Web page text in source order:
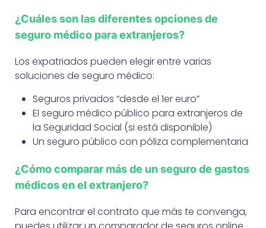
¿Cuáles son las diferentes opciones de
seguro médico para extranjeros?
Los expatriados pueden elegir entre varias
soluciones de seguro médico:
Seguros privados “desde el 1er euro”
El seguro médico público para extranjeros de
la Seguridad Social (si está disponible)
Un seguro público con póliza complementaria
¿Cómo comparar más de un seguro de gastos
médicos en el extranjero?
Para encontrar el contrato que más te convenga,